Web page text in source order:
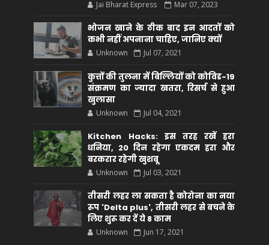
Jai Bharat Express Mar 07, 2023
भोजन खाने के ठीक बाद इन आदतों को
कभी नहीं अपनाना चाहिए, जानिए क्यों
Unknown Jul 07, 2021
कुत्तों की तुलना में बिल्लियों को कोविड-19
संक्रमण का ज्यादा खतरा, रिसर्च से हुआ
खुलासा
Unknown Jul 04, 2021
Kitchen Hacks: इस तरह रखें हरा
धनिया, 20 दिन रहेगा एकदम हरा और
बरकरार रहेगी खुशबू
Unknown Jul 03, 2021
तीसरी लहर ला सकता है कोरोना का नया
रूप 'Delta plus', तीसरी लहर से बचने के
लिए शुरू कर दें ये 8 काम
Unknown Jun 17, 2021